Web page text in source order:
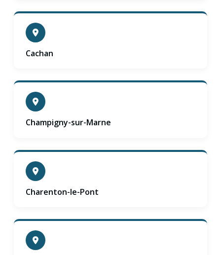
Cachan
Champigny-sur-Marne
Charenton-le-Pont